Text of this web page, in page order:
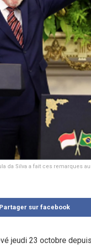
da Silva a fait ces remarques
Partager sur facebook
jeudi 23 octobre